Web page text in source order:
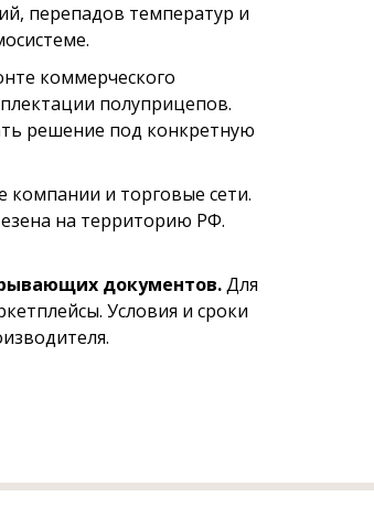
перепадов температур и
коммерческого
полуприцепов.
решение под конкретную
и торговые сети.
на территорию РФ.
документов.Для
Условия и сроки